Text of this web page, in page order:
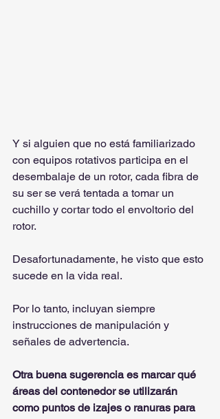
Y si alguien que no está familiarizado
con equipos rotativos participa en el
desembalaje de un rotor, cada fibra de
su ser se verá tentada a tomar un
cuchillo y cortar todo el envoltorio del
rotor.
Desafortunadamente, he visto que esto
sucede en la vida real.
Por lo tanto, incluyan siempre
instrucciones de manipulación y
señales de advertencia.
Otra buena sugerencia es marcar qué
áreas del contenedor se utilizarán
como puntos de izajes o ranuras para